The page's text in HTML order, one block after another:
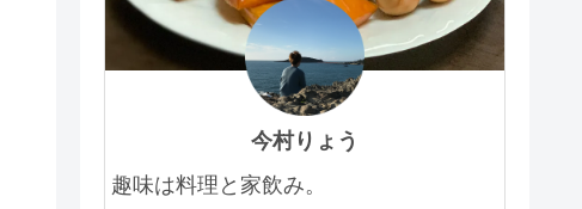
今村りょう
趣味は料理と家飲み。